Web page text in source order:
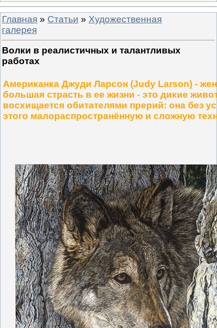
Главная » Статьи » Художественная
галерея
Волки в реалистичных и талантливых
работах
Американка Джуди Ларсон (Judy Larson) -
большая страсть в ее жизни - это дикие
восхищается обитателями прерий: она без
этого малораспространённую и сложную